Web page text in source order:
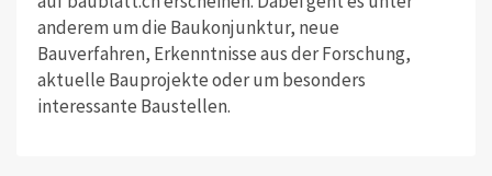
anderem um die Baukonjunktur, neue
Bauverfahren, Erkenntnisse aus der Forschung,
aktuelle Bauprojekte oder um besonders
interessante Baustellen.